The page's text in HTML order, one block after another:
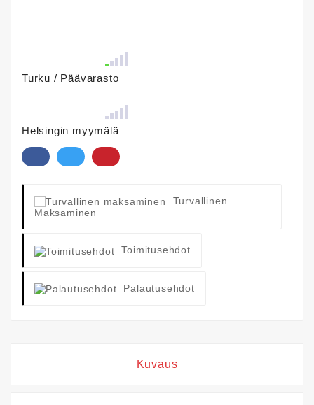
Turku / Päävarasto
Helsingin myymälä
Turvallinen
Maksaminen
Toimitusehdot
Palautusehdot
Kuvaus